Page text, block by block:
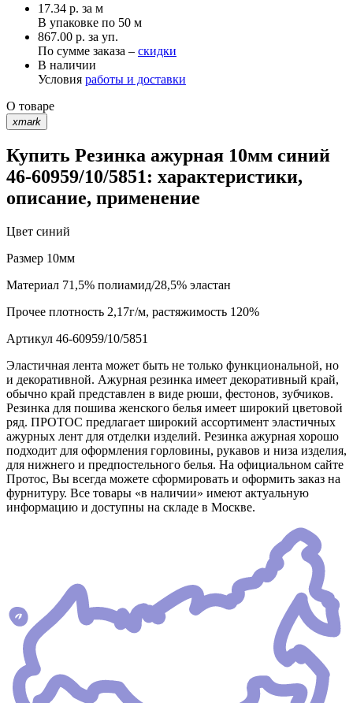
17.34 р. за м
В упаковке по 50 м
867.00 р. за уп.
По сумме заказа – скидки
В наличии
Условия работы и доставки
О товаре
xmark
Купить Резинка ажурная 10мм синий
46-60959/10/5851: характеристики,
описание, применение
Цвет синий
Размер 10мм
Материал 71,5% полиамид/28,5% эластан
Прочее плотность 2,17г/м, растяжимость 120%
Артикул 46-60959/10/5851
Эластичная лента может быть не только функциональной, но
и декоративной. Ажурная резинка имеет декоративный край,
обычно край представлен в виде рюши, фестонов, зубчиков.
Резинка для пошива женского белья имеет широкий цветовой
ряд. ПРОТОС предлагает широкий ассортимент эластичных
ажурных лент для отделки изделий. Резинка ажурная хорошо
подходит для оформления горловины, рукавов и низа изделия,
для нижнего и предпостельного белья. На официальном сайте
Протос, Вы всегда можете сформировать и оформить заказ на
фурнитуру. Все товары «в наличии» имеют актуальную
информацию и доступны на складе в Москве.